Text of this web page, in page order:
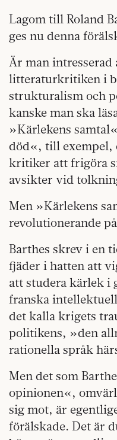
Lagom till Roland
ges nu denna
Är man intresserad
litteraturkritiken i
strukturalism och
kanske man ska
»Kärlekens
död«, till exempel,
kritiker att frigöra
avsikter vid
Men »Kärlekens
revolutionerande
Barthes skrev i en
fjäder i hatten att
att studera kärlek i
franska
det kalla krigets
politikens, »den
rationella språk
Men det som
opinionen«,
sig mot, är
förälskade. Det är